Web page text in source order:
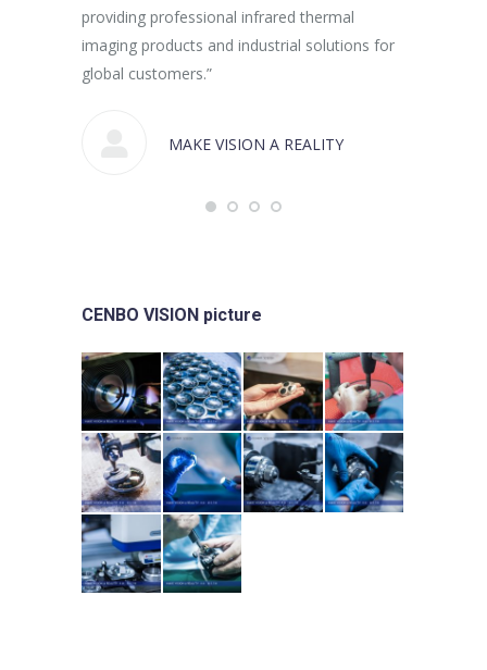
providing professional infrared thermal
imaging products and industrial solutions for
global customers.”
MAKE VISION A REALITY
CENBO VISION picture